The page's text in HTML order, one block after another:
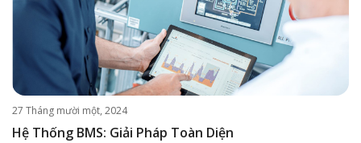
27 Tháng mười một, 2024
Hệ Thống BMS: Giải Pháp Toàn Diện